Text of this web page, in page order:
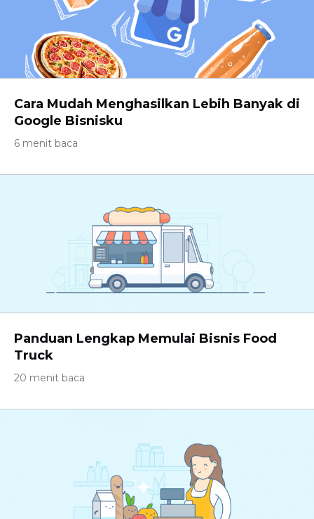
Cara Mudah Menghasilkan Lebih Banyak di
Google Bisnisku
6 menit baca
Panduan Lengkap Memulai Bisnis Food
Truck
20 menit baca